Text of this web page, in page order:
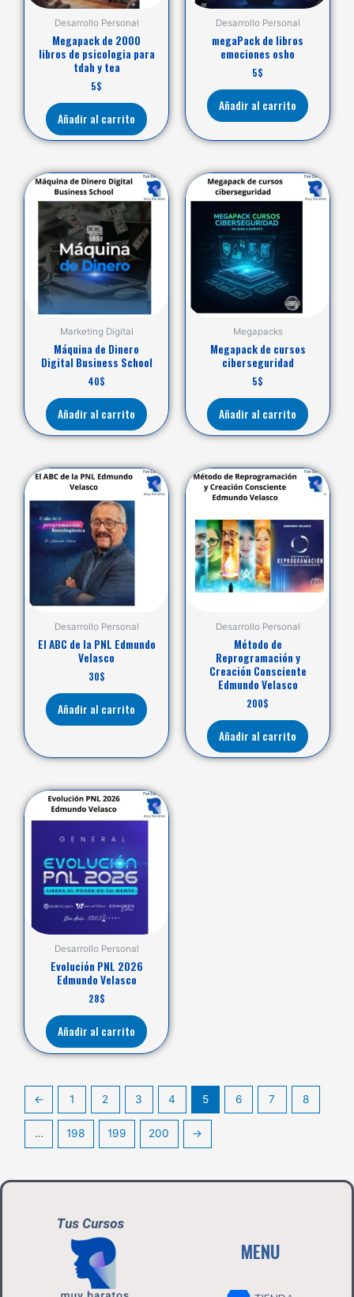
Desarrollo Personal
Megapack de 2000
libros de psicologia para
tdah y tea
5$
Añadir al carrito
Desarrollo Personal
megaPack de libros
emociones osho
5$
Añadir al carrito
Marketing Digital
Máquina de Dinero
Digital Business School
40$
Añadir al carrito
Megapacks
Megapack de cursos
ciberseguridad
5$
Añadir al carrito
Desarrollo Personal
El ABC de la PNL Edmundo
Velasco
30$
Añadir al carrito
Desarrollo Personal
Método de
Reprogramación y
Creación Consciente
Edmundo Velasco
200$
Añadir al carrito
Desarrollo Personal
Evolución PNL 2026
Edmundo Velasco
28$
Añadir al carrito
← 1 2 3 4 5 6 7 8
… 198 199 200 →
MENU